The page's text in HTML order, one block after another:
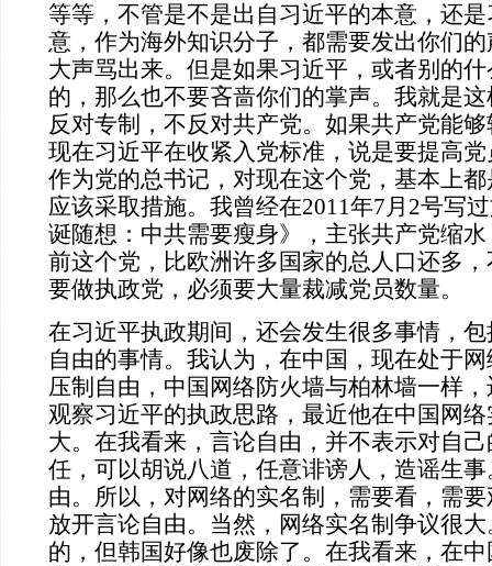
等等，不管是不是出自习近平的本意，还
意，作为海外知识分子，都需要发出你们
大声骂出来。但是如果习近平，或者别的
的，那么也不要吝啬你们的掌声。我就是
反对专制，不反对共产党。如果共产党能
现在习近平在收紧入党标准，说是要提高
作为党的总书记，对现在这个党，基本上
应该采取措施。我曾经在2011年7月2号写
诞随想：中共需要瘦身》，主张共产党缩
前这个党，比欧洲许多国家的总人口还多
要做执政党，必须要大量裁减党员数量。
在习近平执政期间，还会发生很多事情，
自由的事情。我认为，在中国，现在处于
压制自由，中国网络防火墙与柏林墙一样
观察习近平的执政思路，最近他在中国网
大。在我看来，言论自由，并不表示对自
任，可以胡说八道，任意诽谤人，造谣生
由。所以，对网络的实名制，需要看，需
放开言论自由。当然，网络实名制争议很
的，但韩国好像也废除了。在我看来，在